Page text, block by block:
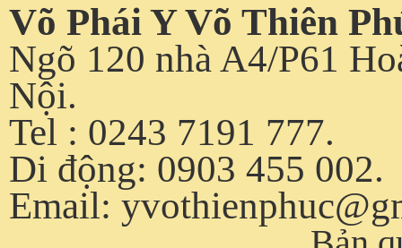
Võ Phái Y Võ Thiên
Ngõ 120 nhà A4/P61
Nội.
Tel : 0243 7191 777.
Di động: 0903 455 002.
Email: